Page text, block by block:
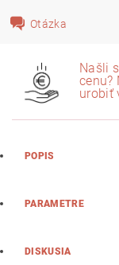
Otázka
Našli
cenu?
urobiť
POPIS
PARAMETRE
DISKUSIA